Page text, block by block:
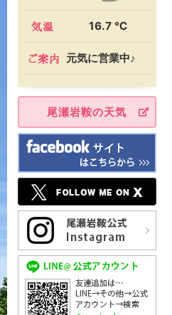
16.7 ℃
元気に営業中♪
尾瀬岩鞍の天気